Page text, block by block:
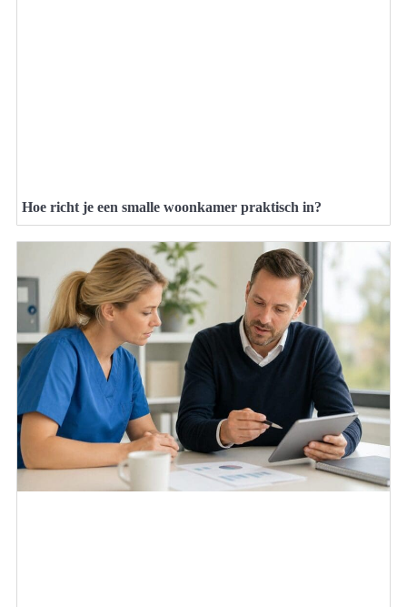
Hoe richt je een smalle woonkamer praktisch in?